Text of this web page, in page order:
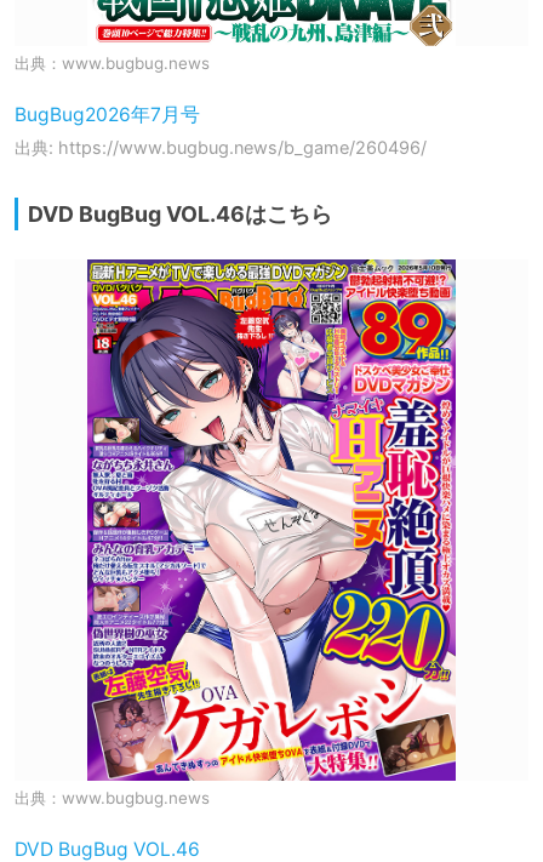
出典： www.bugbug.news
BugBug2026年7月号
出典: https://www.bugbug.news/b_game/260496/
DVD BugBug VOL.46はこちら
出典： www.bugbug.news
DVD BugBug VOL.46